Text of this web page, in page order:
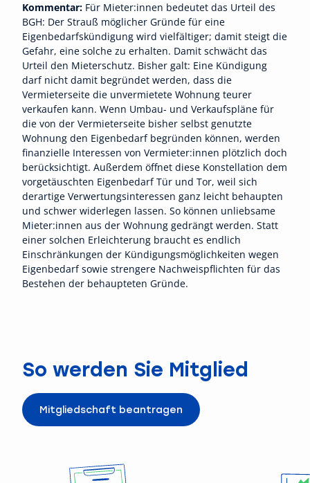
Kommentar: Für Mieter:innen bedeutet das Urteil des
BGH: Der Strauß möglicher Gründe für eine
Eigenbedarfskündigung wird vielfältiger; damit steigt die
Gefahr, eine solche zu erhalten. Damit schwächt das
Urteil den Mieterschutz. Bisher galt: Eine Kündigung
darf nicht damit begründet werden, dass die
Vermieterseite die unvermietete Wohnung teurer
verkaufen kann. Wenn Umbau- und Verkaufspläne für
die von der Vermieterseite bisher selbst genutzte
Wohnung den Eigenbedarf begründen können, werden
finanzielle Interessen von Vermieter:innen plötzlich doch
berücksichtigt. Außerdem öffnet diese Konstellation dem
vorgetäuschten Eigenbedarf Tür und Tor, weil sich
derartige Verwertungsinteressen ganz leicht behaupten
und schwer widerlegen lassen. So können unliebsame
Mieter:innen aus der Wohnung gedrängt werden. Statt
einer solchen Erleichterung braucht es endlich
Einschränkungen der Kündigungsmöglichkeiten wegen
Eigenbedarf sowie strengere Nachweispflichten für das
Bestehen der behaupteten Gründe.
So werden Sie Mitglied
Mitgliedschaft beantragen